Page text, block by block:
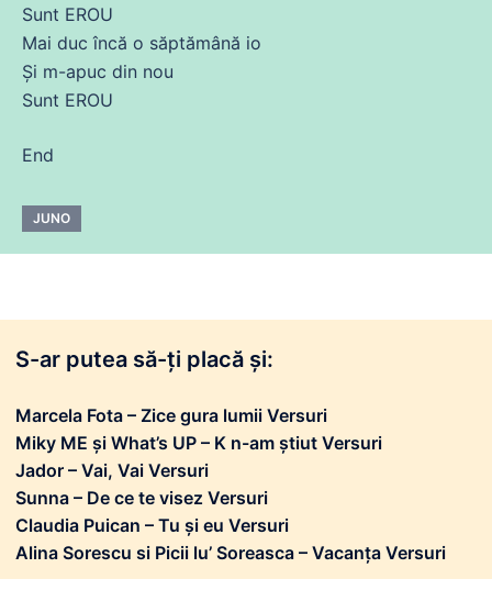
Sunt EROU
Mai duc încă o săptămână io
Și m-apuc din nou
Sunt EROU
End
JUNO
S-ar putea să-ți placă și:
Marcela Fota – Zice gura lumii Versuri
Miky ME și What’s UP – K n-am știut Versuri
Jador – Vai, Vai Versuri
Sunna – De ce te visez Versuri
Claudia Puican – Tu și eu Versuri
Alina Sorescu si Picii lu’ Soreasca – Vacanța Versuri